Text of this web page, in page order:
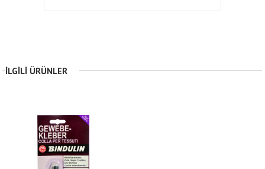
İLGILI ÜRÜNLER